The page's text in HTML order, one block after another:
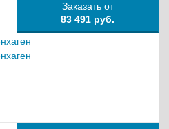
Заказать от
83 491 руб.